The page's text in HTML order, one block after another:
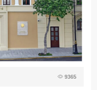
9365